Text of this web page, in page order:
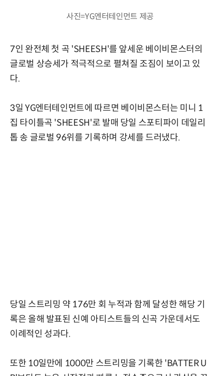
사진=YG엔터테인먼트 제공
7인 완전체 첫 곡 'SHEESH'를 앞세운 베이비몬스터의
글로벌 상승세가 적극적으로 펼쳐질 조짐이 보이고 있
다.
3일 YG엔터테인먼트에 따르면 베이비몬스터는 미니 1
집 타이틀곡 'SHEESH'로 발매 당일 스포티파이 데일리
톱 송 글로벌 96위를 기록하며 강세를 드러냈다.
당일 스트리밍 약 176만 회 누적과 함께 달성한 해당 기
록은 올해 발표된 신예 아티스트들의 신곡 가운데서도
이례적인 성과다.
또한 10일만에 1000만 스트리밍을 기록한 'BATTER U